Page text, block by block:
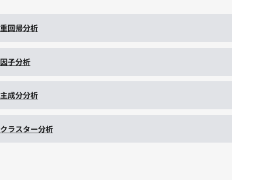
重回帰分析
因子分析
主成分分析
クラスター分析